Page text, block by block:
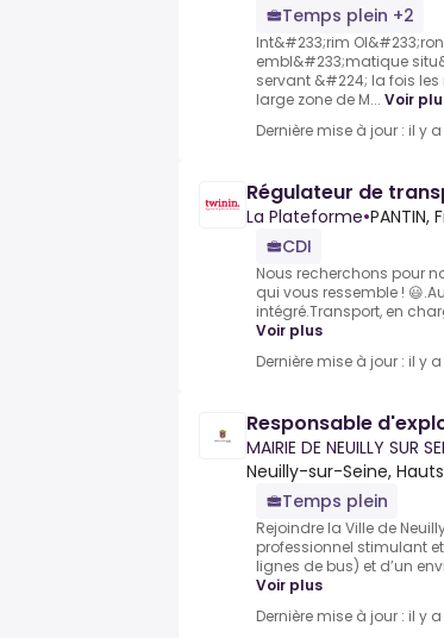
Temps plein +2
Int&#233;rim
embl&#233;matique
servant &#224; la fois
large zone de M... Voir
Dernière mise à jour : il y
Régulateur de
La Plateforme•PANTIN,
CDI
Nous recherchons pour
qui vous ressemble !
intégré.Transport, en
Voir plus
Dernière mise à jour : il y
Responsable
MAIRIE DE NEUILLY SUR
Neuilly-sur-Seine,
Temps plein
Rejoindre la Ville de
professionnel stimulant
lignes de bus) et d’un
Voir plus
Dernière mise à jour : il y